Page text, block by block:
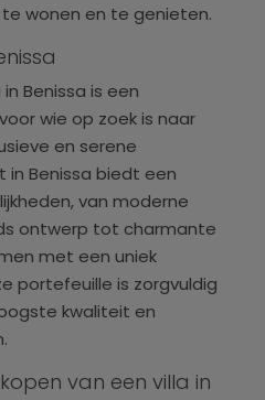
wonen en te genieten.
Benissa is een
wie op zoek is naar
en serene
in Benissa biedt een
van moderne
ontwerp tot charmante
met een uniek
portefeuille is zorgvuldig
kwaliteit en
van een villa in